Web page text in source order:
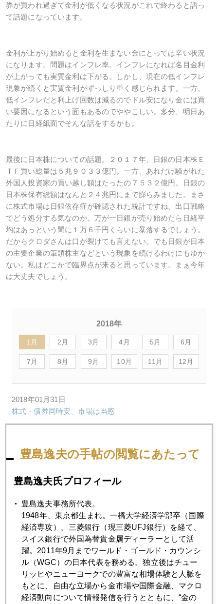
券が買われ過ぎて金利が低くなる状況がこれで終わると語っ
て話題になっています。
金利が上がり始めると金利を生まない金にとっては辛い状況
になります。問題はインフレ率。インフレになれば名目金利
が上がっても実質金利は下がる。しかし、現在の低インフレ
現象が続くと実質金利がずっしり重く感じられます。一方、
低インフレだと利上げ回数は減るのでドル安になり金には買
い要因になるという面もあるのでややこしい。多分、明日あ
たりに日経紙面でそんな話をするかも。
最後に日本株についての話題。２０１７年、日銀の日本株Ｅ
ＴＦ買い総量は５兆９０３３億円。一方、あれだけ騒がれた
外国人投資家の買い越し額はたったの７５３２億円。日銀の
日本株保有総額はなんと２４兆円にまで膨らみました。まさ
に株式市場は日銀依存症が確認された統計ですね。出口戦略
でどう処分する気なのか。万が一日銀が売り始めたら日経平
均はあっという間に１万６千円くらいに暴落するでしょう。
だからクロダさんは口が裂けても言えない。でも日銀が日本
の主要企業の筆頭株主などという現象を続けるわけにもゆか
ない。私はどこかで臨界点が来ると思っています。まぁ今年
は大丈夫でしょう。
2018年
1月 2月 3月 4月 5月 6月
7月 8月 9月 10月 11月 12月
2018年01月31日
株式・債券同時安、市場は当惑
ヘッジファンドが仮想通貨ＮＥＭ相場に食指
トランプ・黒田発言とコインチェック大騒動
2018年01月26日
トランプ大統領、ＴＰＰ再検討、ドル高発言の本気度
2018年01月25日
ムニューチン・ショック、ドル安時代到来か、金は急騰
豊島逸夫の手帖の閲覧にあたって
豊島逸夫氏プロフィール
豊島逸夫事務所代表。
1948年、東京都生まれ。一橋大学経済学部卒（国際
経済専攻）。三菱銀行（現三菱UFJ銀行）を経て、
スイス銀行で外国為替貴金属ディーラーとして活
躍。2011年9月までワールド・ゴールド・カウンシ
ル（WGC）の日本代表を務める。独立後はチュー
リッヒやニューヨークでの豊富な相場体験と人脈を
もとに、自由な立場から金市場や国際金融、マクロ
経済動向について情報発信を行うとともに、“金の